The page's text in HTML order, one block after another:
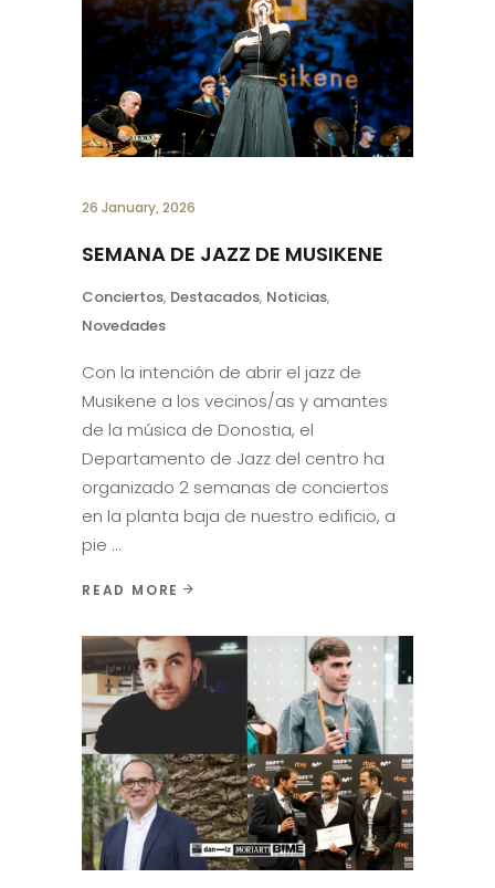
26 January, 2026
SEMANA DE JAZZ DE MUSIKENE
Conciertos, Destacados, Noticias,
Novedades
Con la intención de abrir el jazz de
Musikene a los vecinos/as y amantes
de la música de Donostia, el
Departamento de Jazz del centro ha
organizado 2 semanas de conciertos
en la planta baja de nuestro edificio, a
pie
READ MORE